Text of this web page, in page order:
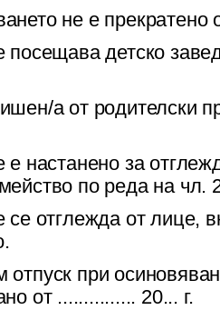
не е прекратено
посещава детско
а от родителски
е настанено за
по реда на чл.
се отглежда от лице,
отпуск при
от ............... 20... г.